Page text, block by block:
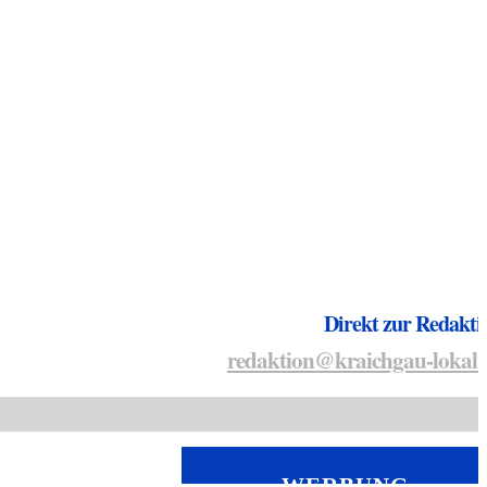
Direkt zur
redaktion@kraichgau-